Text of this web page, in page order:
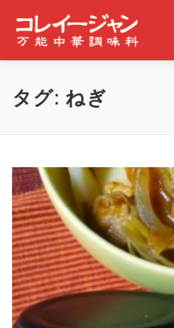
ホーム コレイージャン
問い合わせ
タグ: ねぎ